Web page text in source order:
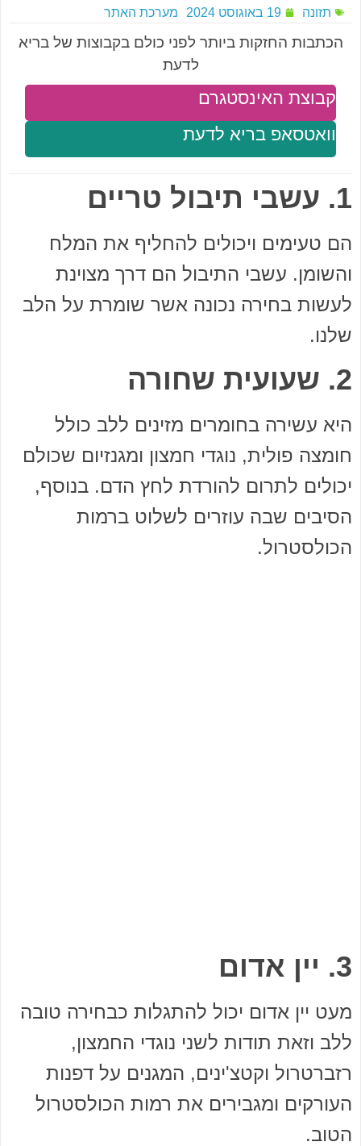
תזונה 19 באוגוסט 2024 מערכת האתר
הכתבות החזקות ביותר לפני כולם בקבוצות של בריא
לדעת
וואטסאפ בריא לדעת
קבוצת האינסטגרם
1. עשבי תיבול טריים
הם טעימים ויכולים להחליף את המלח
והשומן. עשבי התיבול הם דרך מצוינת
לעשות בחירה נכונה אשר שומרת על הלב
שלנו.
2. שעועית שחורה
היא עשירה בחומרים מזינים ללב כולל
חומצה פולית, נוגדי חמצון ומגנזיום שכולם
יכולים לתרום להורדת לחץ הדם. בנוסף,
הסיבים שבה עוזרים לשלוט ברמות
הכולסטרול.
3. יין אדום
מעט יין אדום יכול להתגלות כבחירה טובה
ללב וזאת תודות לשני נוגדי החמצון,
רזברטרול וקטצ'ינים, המגנים על דפנות
העורקים ומגבירים את רמות הכולסטרול
הטוב.